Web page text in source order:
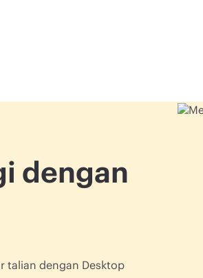
dengan
talian dengan Desktop